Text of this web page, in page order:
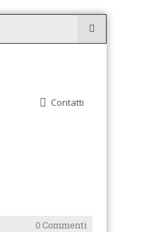
Contatti
0 Commenti